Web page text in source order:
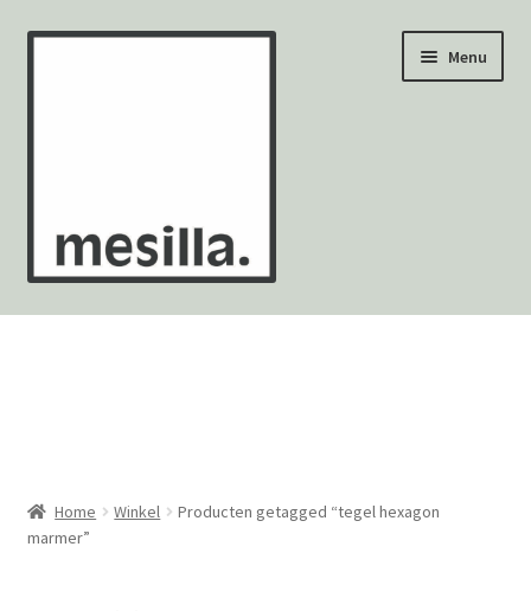
Ga
Ga
Menu
Wandtegels
Mozaïekvellen
Home Winkel
Producten getagged “tegel hexagon
marmer”